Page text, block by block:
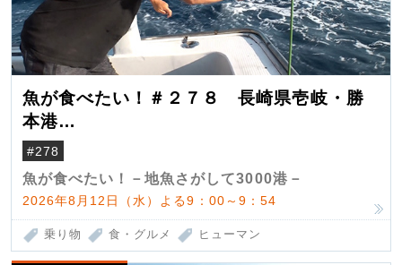
魚が食べたい！＃２７８ 長崎県壱岐・勝
本港
（クロマグロ）
#278
魚が食べたい！－地魚さがして3000港－
2026年8月12日（水）よる9：00～9：54
乗り物 食・グルメ ヒューマン